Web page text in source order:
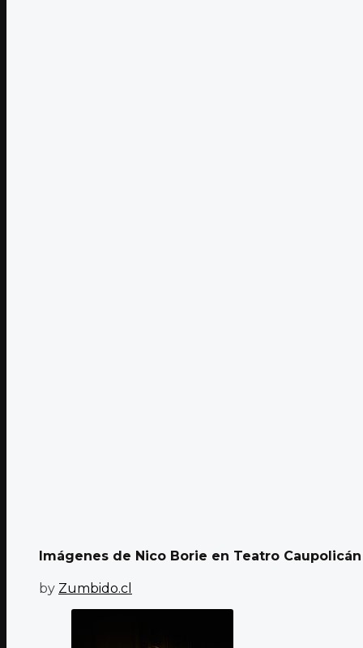
Imágenes de Nico Borie en Teatro Caupolicán
by Zumbido.cl